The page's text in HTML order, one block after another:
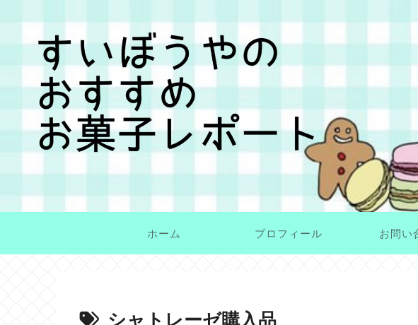
ホーム プロフィール お問い
シャトレーゼ購入品